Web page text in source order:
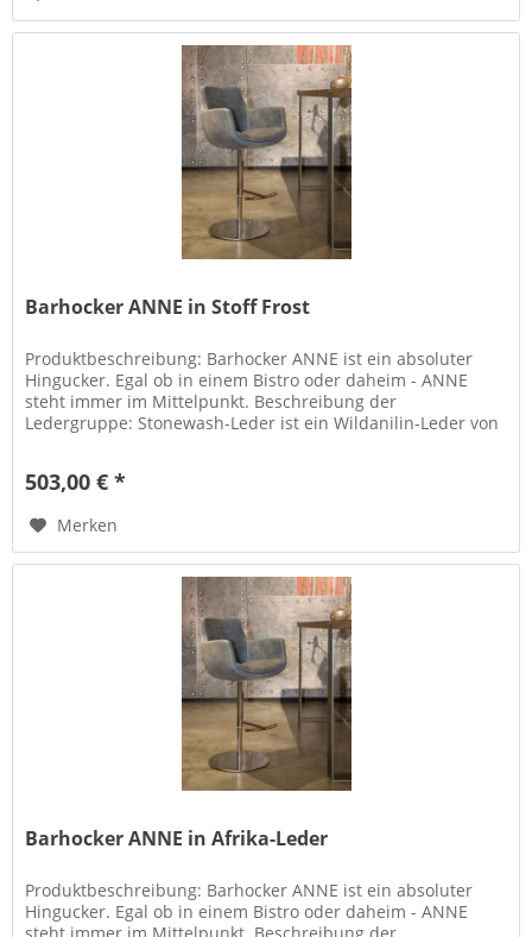
Barhocker ANNE in Stoff Frost
Produktbeschreibung: Barhocker ANNE ist ein absoluter
Hingucker. Egal ob in einem Bistro oder daheim - ANNE
steht immer im Mittelpunkt. Beschreibung der
Ledergruppe: Stonewash-Leder ist ein Wildanilin-Leder von
503,00 € *
Merken
Barhocker ANNE in Afrika-Leder
Produktbeschreibung: Barhocker ANNE ist ein absoluter
Hingucker. Egal ob in einem Bistro oder daheim - ANNE
steht immer im Mittelpunkt. Beschreibung der